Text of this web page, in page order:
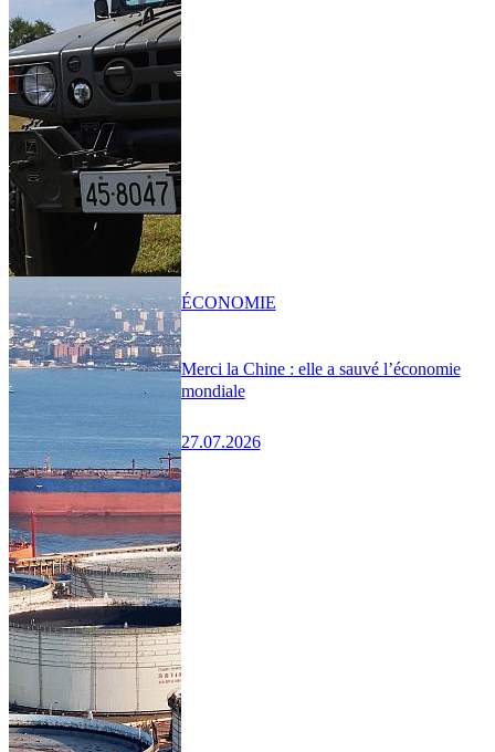
Merci la Chine : elle a sauvé l’économie
mondiale
27.07.2026
ÉCONOMIE